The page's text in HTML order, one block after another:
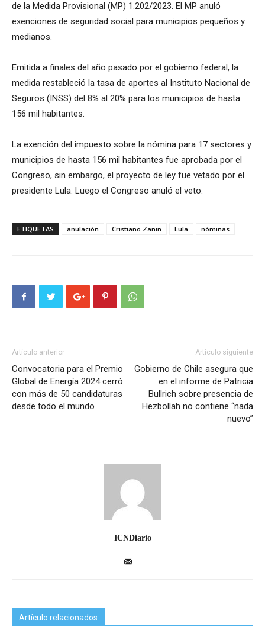
de la Medida Provisional (MP) 1.202/2023. El MP anuló
exenciones de seguridad social para municipios pequeños y
medianos.
Emitida a finales del año pasado por el gobierno federal, la
medida restableció la tasa de aportes al Instituto Nacional de
Seguros (INSS) del 8% al 20% para los municipios de hasta
156 mil habitantes.
La exención del impuesto sobre la nómina para 17 sectores y
municipios de hasta 156 mil habitantes fue aprobada por el
Congreso, sin embargo, el proyecto de ley fue vetado por el
presidente Lula. Luego el Congreso anuló el veto.
ETIQUETAS anulación Cristiano Zanin Lula nóminas
Artículo anterior
Convocatoria para el Premio
Global de Energía 2024 cerró
con más de 50 candidaturas
desde todo el mundo
Artículo siguiente
Gobierno de Chile asegura que
en el informe de Patricia
Bullrich sobre presencia de
Hezbollah no contiene “nada
nuevo”
ICNDiario
Artículo relacionados